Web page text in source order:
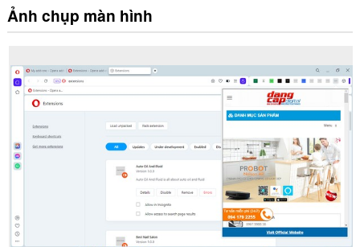
Ảnh chụp màn hình